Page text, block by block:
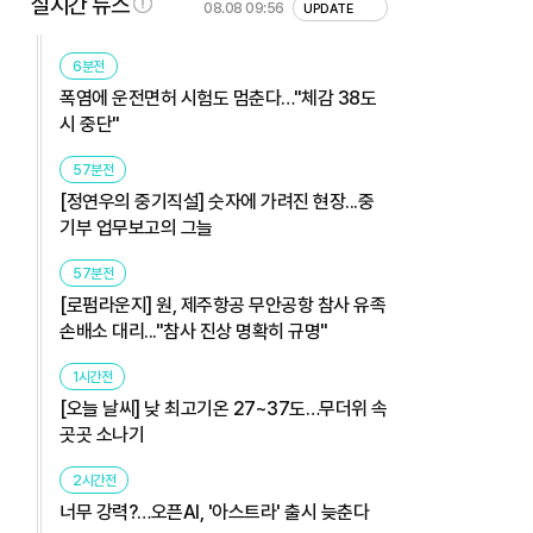
08.08 09:56 UPDATE
6분전
폭염에 운전면허 시험도 멈춘다…"체감 38도
시 중단"
57분전
[정연우의 중기직설] 숫자에 가려진 현장...중
기부 업무보고의 그늘
57분전
[로펌라운지] 원, 제주항공 무안공항 참사 유족
손배소 대리..."참사 진상 명확히 규명"
1시간전
[오늘 날씨] 낮 최고기온 27~37도…무더위 속
곳곳 소나기
2시간전
너무 강력?…오픈AI, '아스트라' 출시 늦춘다